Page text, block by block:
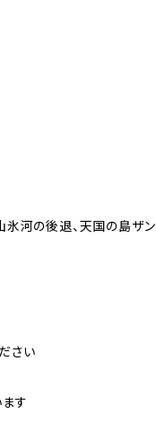
氷河の後退、天国の島ザン
さい
す